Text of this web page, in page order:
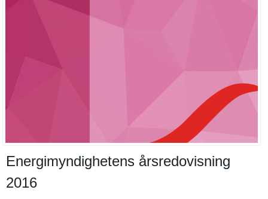
Energimyndighetens årsredovisning
2016